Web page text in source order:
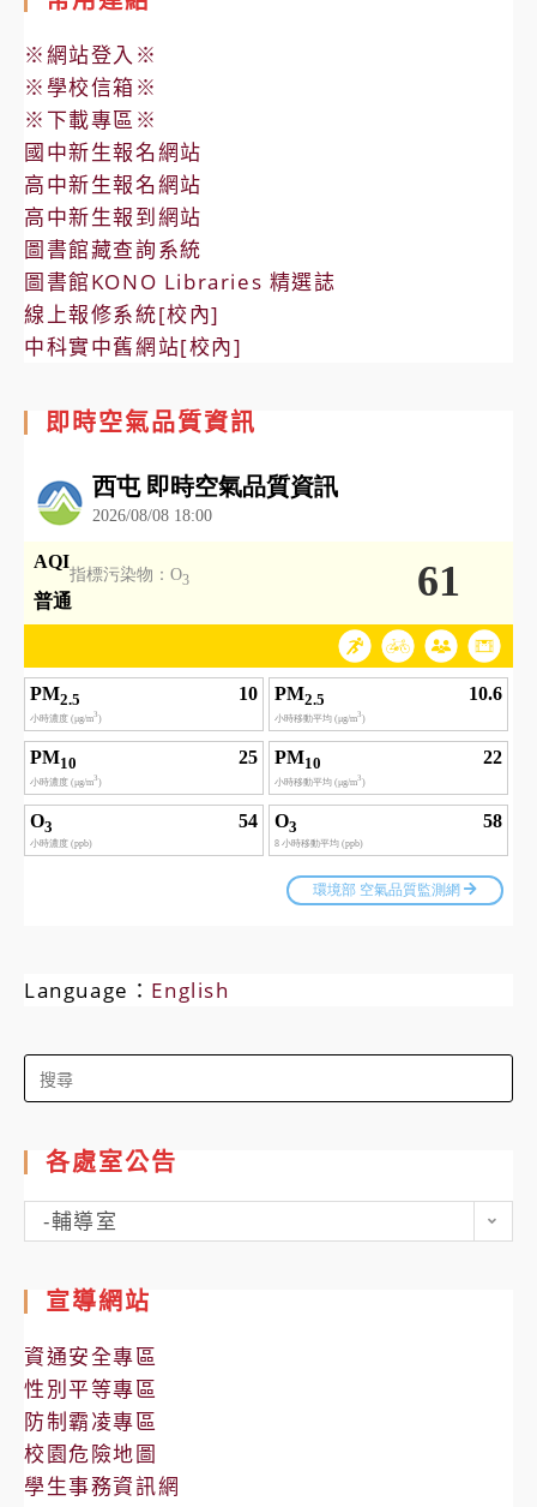
※網站登入※
※學校信箱※
※下載專區※
國中新生報名網站
高中新生報名網站
高中新生報到網站
圖書館藏查詢系統
圖書館KONO Libraries 精選誌
線上報修系統[校內]
中科實中舊網站[校內]
即時空氣品質資訊
Language： English
Search
for:
各處室公告
各
處
公
告
-輔導室
宣導網站
資通安全專區
性別平等專區
防制霸凌專區
校園危險地圖
學生事務資訊網